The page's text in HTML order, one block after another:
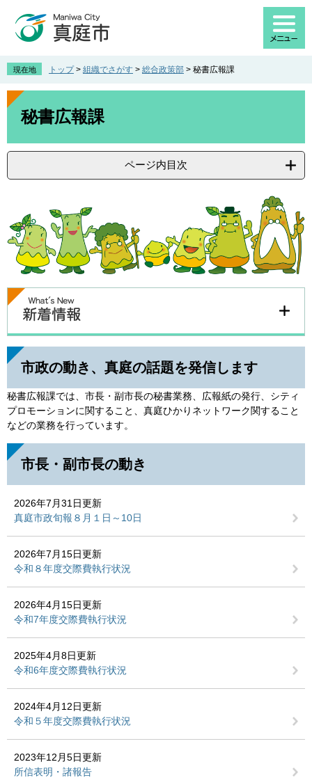
先
す
を
し
文
現在地 トップ > 組織でさがす > 総合政策部 > 秘書広報課
本
秘書広報課
ページ内目次
市政の動き、真庭の話題を発信します
秘書広報課では、市長・副市長の秘書業務、広報紙の発行、シティ
プロモーションに関すること、真庭ひかりネットワーク関すること
などの業務を行っています。
市長・副市長の動き
2026年7月31日更新
真庭市政旬報８月１日～10日
2026年7月15日更新
令和８年度交際費執行状況
2026年4月15日更新
令和7年度交際費執行状況
2025年4月8日更新
令和6年度交際費執行状況
2024年4月12日更新
令和５年度交際費執行状況
2023年12月5日更新
所信表明・諸報告